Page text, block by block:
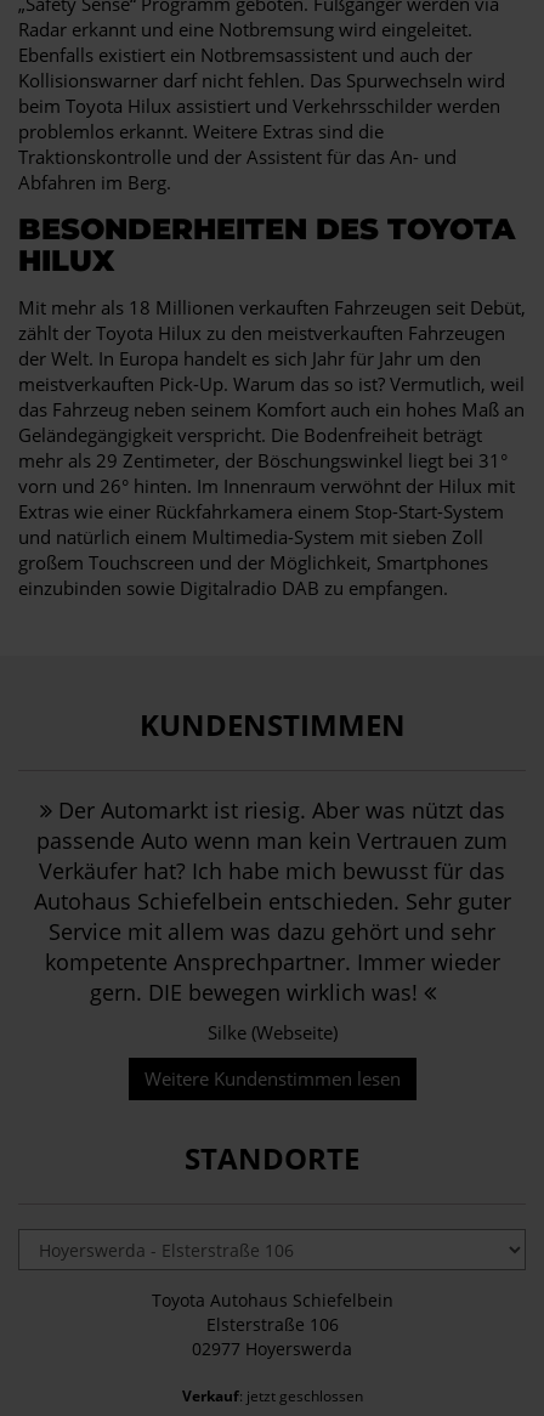
Radar erkannt und eine Notbremsung wird eingeleitet.
Ebenfalls existiert ein Notbremsassistent und auch der
Kollisionswarner darf nicht fehlen. Das Spurwechseln wird
beim Toyota Hilux assistiert und Verkehrsschilder werden
problemlos erkannt. Weitere Extras sind die
Traktionskontrolle und der Assistent für das An- und
Abfahren im Berg.
BESONDERHEITEN DES TOYOTA
HILUX
Mit mehr als 18 Millionen verkauften Fahrzeugen seit Debüt,
zählt der Toyota Hilux zu den meistverkauften Fahrzeugen
der Welt. In Europa handelt es sich Jahr für Jahr um den
meistverkauften Pick-Up. Warum das so ist? Vermutlich, weil
das Fahrzeug neben seinem Komfort auch ein hohes Maß an
Geländegängigkeit verspricht. Die Bodenfreiheit beträgt
mehr als 29 Zentimeter, der Böschungswinkel liegt bei 31°
vorn und 26° hinten. Im Innenraum verwöhnt der Hilux mit
Extras wie einer Rückfahrkamera einem Stop-Start-System
und natürlich einem Multimedia-System mit sieben Zoll
großem Touchscreen und der Möglichkeit, Smartphones
einzubinden sowie Digitalradio DAB zu empfangen.
KUNDENSTIMMEN
Der Automarkt ist riesig. Aber was nützt das
passende Auto wenn man kein Vertrauen zum
Verkäufer hat? Ich habe mich bewusst für das
Autohaus Schiefelbein entschieden. Sehr guter
Service mit allem was dazu gehört und sehr
kompetente Ansprechpartner. Immer wieder
gern. DIE bewegen wirklich was!
Silke (Webseite)
Weitere Kundenstimmen lesen
STANDORTE
Toyota Autohaus Schiefelbein
Elsterstraße 106
02977 Hoyerswerda
Verkauf: jetzt geschlossen